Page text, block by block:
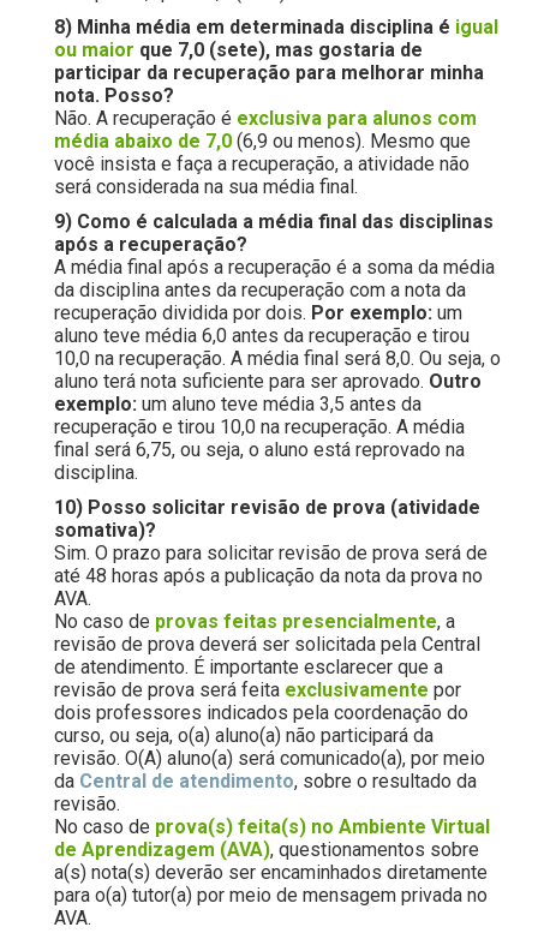
8) Minha média em determinada disciplina é igual
ou maior que 7,0 (sete), mas gostaria de
participar da recuperação para melhorar minha
nota. Posso?
Não. A recuperação é exclusiva para alunos com
média abaixo de 7,0 (6,9 ou menos). Mesmo que
você insista e faça a recuperação, a atividade não
será considerada na sua média final.
9) Como é calculada a média final das disciplinas
após a recuperação?
A média final após a recuperação é a soma da média
da disciplina antes da recuperação com a nota da
recuperação dividida por dois. Por exemplo: um
aluno teve média 6,0 antes da recuperação e tirou
10,0 na recuperação. A média final será 8,0. Ou seja, o
aluno terá nota suficiente para ser aprovado. Outro
exemplo: um aluno teve média 3,5 antes da
recuperação e tirou 10,0 na recuperação. A média
final será 6,75, ou seja, o aluno está reprovado na
disciplina.
10) Posso solicitar revisão de prova (atividade
somativa)?
Sim. O prazo para solicitar revisão de prova será de
até 48 horas após a publicação da nota da prova no
AVA.
No caso de provas feitas presencialmente, a
revisão de prova deverá ser solicitada pela Central
de atendimento. É importante esclarecer que a
revisão de prova será feita exclusivamente por
dois professores indicados pela coordenação do
curso, ou seja, o(a) aluno(a) não participará da
revisão. O(A) aluno(a) será comunicado(a), por meio
da Central de atendimento, sobre o resultado da
revisão.
No caso de prova(s) feita(s) no Ambiente Virtual
de Aprendizagem (AVA), questionamentos sobre
a(s) nota(s) deverão ser encaminhados diretamente
para o(a) tutor(a) por meio de mensagem privada no
AVA.